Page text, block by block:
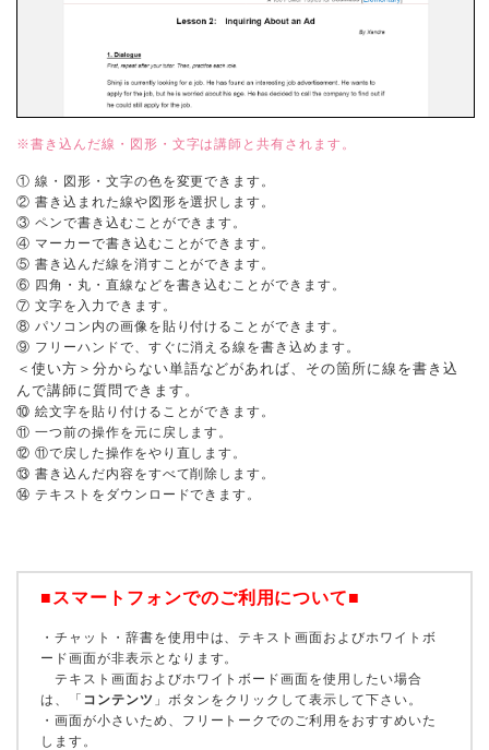
※書き込んだ線・図形・文字は講師と共有されます。
① 線・図形・文字の色を変更できます。
② 書き込まれた線や図形を選択します。
③ ペンで書き込むことができます。
④ マーカーで書き込むことができます。
⑤ 書き込んだ線を消すことができます。
⑥ 四角・丸・直線などを書き込むことができます。
⑦ 文字を入力できます。
⑧ パソコン内の画像を貼り付けることができます。
⑨ フリーハンドで、すぐに消える線を書き込めます。
＜使い方＞分からない単語などがあれば、その箇所に線を書き込
んで講師に質問できます。
⑩ 絵文字を貼り付けることができます。
⑪ 一つ前の操作を元に戻します。
⑫ ⑪で戻した操作をやり直します。
⑬ 書き込んだ内容をすべて削除します。
⑭ テキストをダウンロードできます。
■スマートフォンでのご利用について■
・チャット・辞書を使用中は、テキスト画面およびホワイトボ
ード画面が非表示となります。
テキスト画面およびホワイトボード画面を使用したい場合
は、「 コンテンツ 」ボタンをクリックして表示して下さい。
・画面が小さいため、フリートークでのご利用をおすすめいた
します。